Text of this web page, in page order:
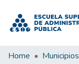
Home Municipios